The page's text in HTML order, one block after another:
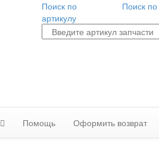
Поиск по
артикулу
Поиск по
Помощь Оформить возврат